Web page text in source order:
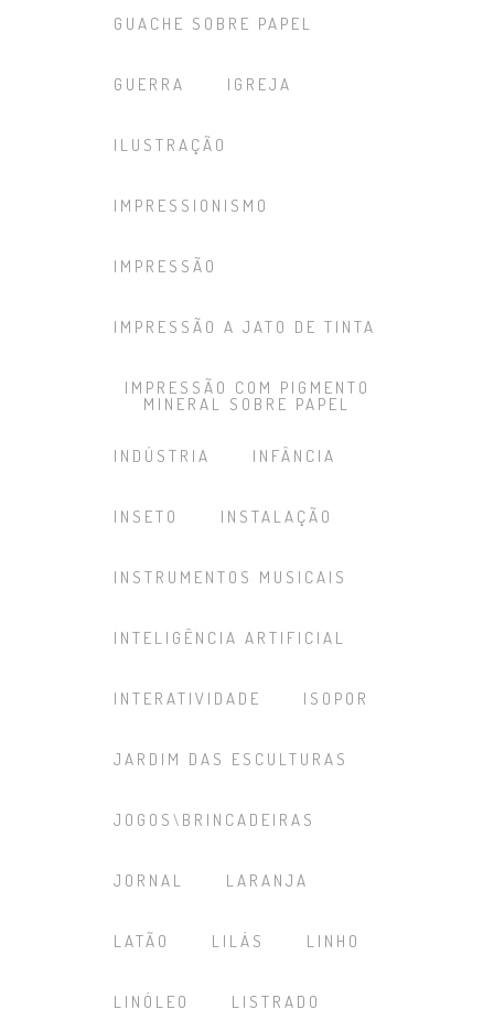
GUACHE SOBRE PAPEL
GUERRA IGREJA
ILUSTRAÇÃO
IMPRESSIONISMO
IMPRESSÃO
IMPRESSÃO A JATO DE TINTA
IMPRESSÃO COM PIGMENTO
MINERAL SOBRE PAPEL
INDÚSTRIA INFÂNCIA
INSETO INSTALAÇÃO
INSTRUMENTOS MUSICAIS
INTELIGÊNCIA ARTIFICIAL
INTERATIVIDADE ISOPOR
JARDIM DAS ESCULTURAS
JOGOS\BRINCADEIRAS
JORNAL LARANJA
LATÃO LILÁS LINHO
LINÓLEO LISTRADO